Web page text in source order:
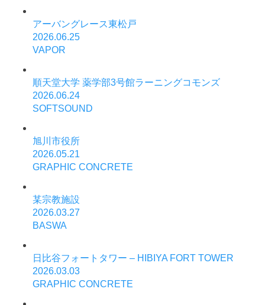
アーバングレース東松戸
2026.06.25
VAPOR
順天堂大学 薬学部3号館ラーニングコモンズ
2026.06.24
SOFTSOUND
旭川市役所
2026.05.21
GRAPHIC CONCRETE
某宗教施設
2026.03.27
BASWA
日比谷フォートタワー – HIBIYA FORT TOWER
2026.03.03
GRAPHIC CONCRETE